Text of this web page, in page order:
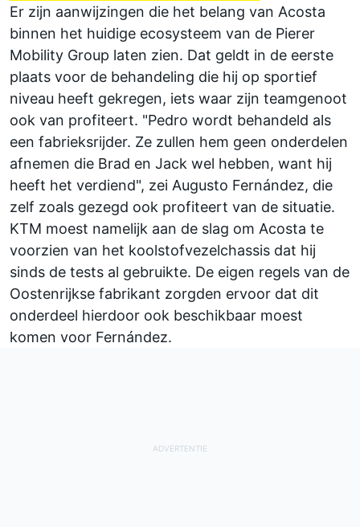
Er zijn aanwijzingen die het belang van Acosta
binnen het huidige ecosysteem van de Pierer
Mobility Group laten zien. Dat geldt in de eerste
plaats voor de behandeling die hij op sportief
niveau heeft gekregen, iets waar zijn teamgenoot
ook van profiteert. "Pedro wordt behandeld als
een fabrieksrijder. Ze zullen hem geen onderdelen
afnemen die Brad en Jack wel hebben, want hij
heeft het verdiend", zei Augusto Fernández, die
zelf zoals gezegd ook profiteert van de situatie.
KTM moest namelijk aan de slag om Acosta te
voorzien van het koolstofvezelchassis dat hij
sinds de tests al gebruikte. De eigen regels van de
Oostenrijkse fabrikant zorgden ervoor dat dit
onderdeel hierdoor ook beschikbaar moest
komen voor Fernández.